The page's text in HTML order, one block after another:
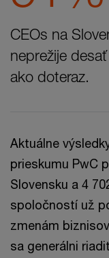
CEOs na
neprežije
ako doteraz.
Aktuálne
prieskumu PwC
Slovensku a 4
spoločností už
zmenám
sa generálni